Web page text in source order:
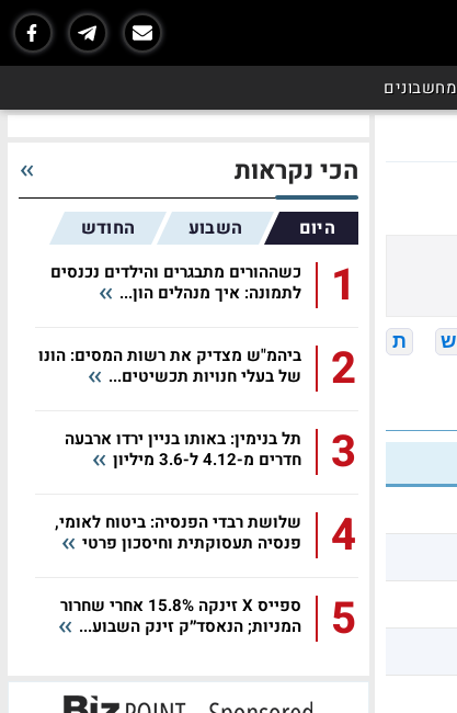
מחשבונים
ש ת
הכי נקראות
היום השבוע החודש
1
כשההורים מתבגרים והילדים נכנסים
לתמונה: איך מנהלים הון...
2
ביהמ"ש מצדיק את רשות המסים: הונו
של בעלי חנויות תכשיטים...
3
תל בנימין: באותו בניין ירדו ארבעה
חדרים מ-4.12 ל-3.6 מיליון
4
שלושת רבדי הפנסיה: ביטוח לאומי,
פנסיה תעסוקתית וחיסכון פרטי
5
ספייס X זינקה 15.8% אחרי שחרור
המניות; הנאסד״ק זינק השבוע...